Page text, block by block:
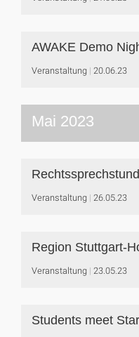
AWAKE Demo
Veranstaltung 20.06.23
Mai 2023
Veranstaltung 26.05.23
Region Stuttgart-
Veranstaltung 23.05.23
Students meet